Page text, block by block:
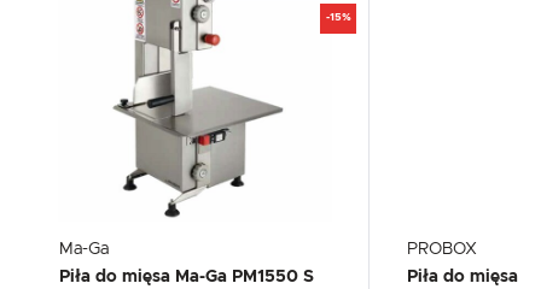
-15%
Ma-Ga
Piła do mięsa Ma-Ga PM1550 S
PROBOX
Piła do mięsa z